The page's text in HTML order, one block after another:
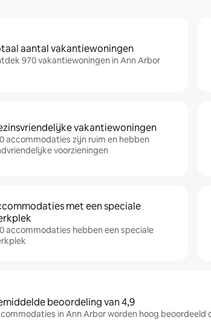
aantal vakantiewoningen
970 vakantiewoningen in Ann Arbor
vakantiewoningen
accommodaties zijn ruim en hebben
voorzieningen
met een speciale
accommodaties hebben een speciale
beoordeling van 4,9
in Ann Arbor worden hoog beoordeeld